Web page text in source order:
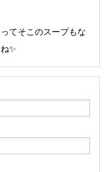
てそこのスープもな
✨️